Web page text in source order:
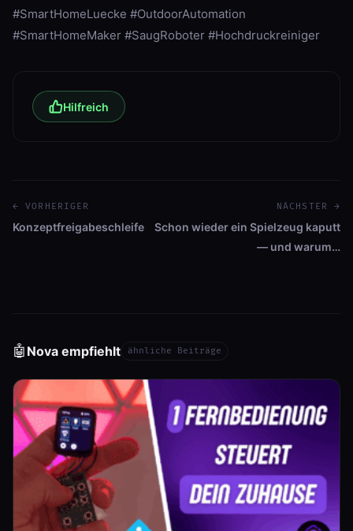
#SmartHomeLuecke #OutdoorAutomation
#SmartHomeMaker #SaugRoboter #Hochdruckreiniger
Hilfreich
← VORHERIGER
Konzeptfreigabeschleife
NÄCHSTER →
Schon wieder ein Spielzeug kaputt
— und warum…
🤖 Nova empfiehlt ähnliche Beiträge